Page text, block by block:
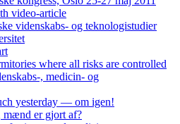
video-article
videnskabs- og teknologistudier
where all risks are controlled
, medicin- og
yesterday — om igen!
er gjort af?